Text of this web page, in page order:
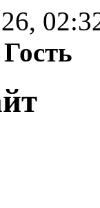
Гость